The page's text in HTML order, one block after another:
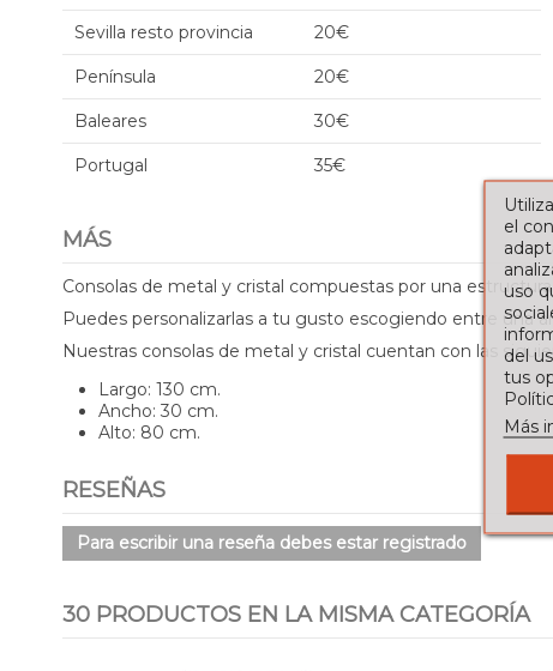
Sevilla resto provincia 20€
Península 20€
Baleares 30€
Portugal 35€
MÁS
Consolas de metal y cristal compuestas por una
Puedes personalizarlas a tu gusto escogiendo entre una
Nuestras consolas de metal y cristal cuentan con las
Largo: 130 cm.
Ancho: 30 cm.
Alto: 80 cm.
RESEÑAS
Para escribir una reseña debes estar registrado
30 PRODUCTOS EN LA MISMA CATEGORÍA
el
uso
del
tus
Más